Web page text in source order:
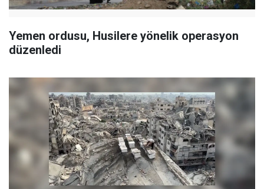
Yemen ordusu, Husilere yönelik operasyon
düzenledi